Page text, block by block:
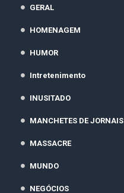
GERAL
HOMENAGEM
HUMOR
Intretenimento
INUSITADO
MANCHETES DE JORNAIS
MASSACRE
MUNDO
NEGÓCIOS